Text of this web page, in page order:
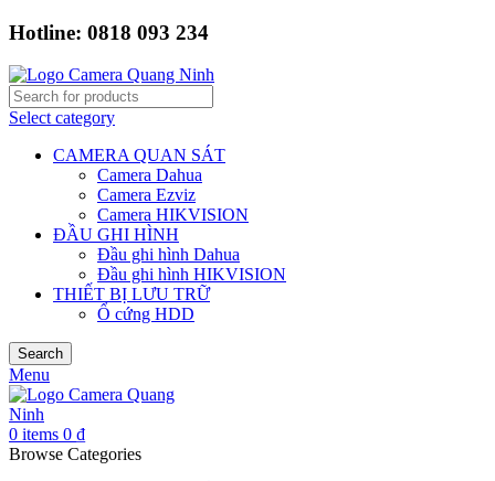
Hotline: 0818 093 234
Select category
CAMERA QUAN SÁT
Camera Dahua
Camera Ezviz
Camera HIKVISION
ĐẦU GHI HÌNH
Đầu ghi hình Dahua
Đầu ghi hình HIKVISION
THIẾT BỊ LƯU TRỮ
Ổ cứng HDD
Search
Menu
0 items 0 ₫
Browse Categories